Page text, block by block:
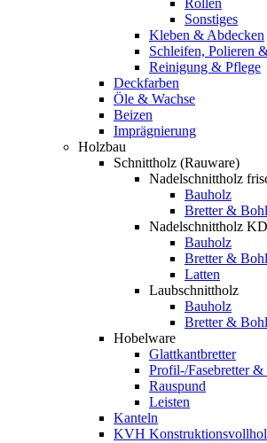
Rollen
Sonstiges
Kleben & Abdecken
Schleifen, Polieren
Reinigung & Pflege
Deckfarben
Öle & Wachse
Beizen
Imprägnierung
Holzbau
Schnittholz (Rauware)
Nadelschnittholz
Bauholz
Bretter &
Nadelschnittholz KD
Bauholz
Bretter &
Latten
Laubschnittholz
Bauholz
Bretter &
Hobelware
Glattkantbretter
Profil-/Fasebretter
Rauspund
Leisten
Kanteln
KVH